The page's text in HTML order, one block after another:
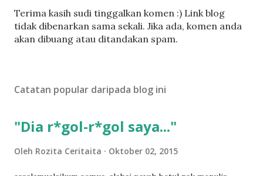
C
a
t
l
Terima kasih sudi tinggalkan komen :) Link blog
tidak dibenarkan sama sekali. Jika ada, komen anda
akan dibuang atau ditandakan spam.
Catatan popular daripada blog ini
"Dia r*gol-r*gol saya..."
Oleh Rozita Ceritaita Oktober 02, 2015